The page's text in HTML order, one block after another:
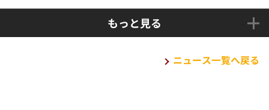
もっと見る
ニュース一覧へ戻る